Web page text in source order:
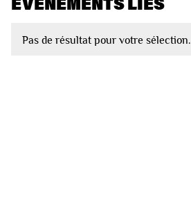
Pas de résultat pour votre sélection.